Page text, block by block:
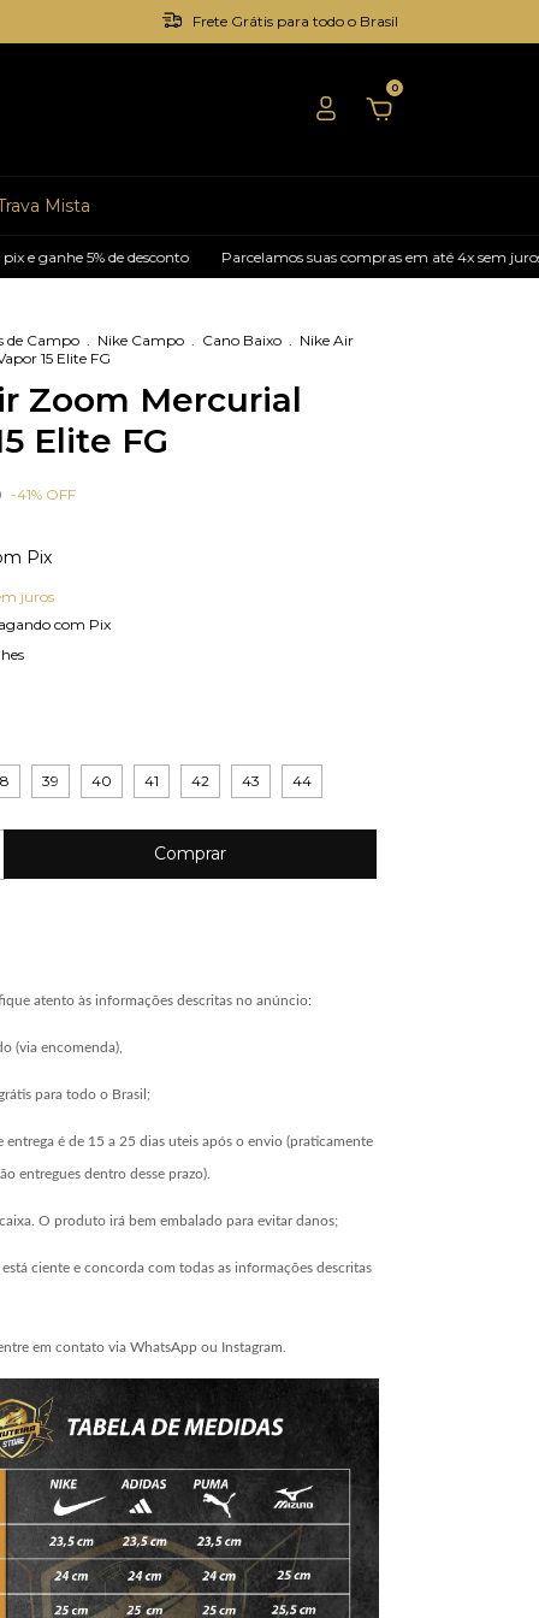
Frete Grátis para todo o Brasil
0
Mista
5% de desconto Parcelamos suas compras em até 4x sem juros
de Campo Nike Campo Cano Baixo
Nike Air
15 Elite FG
Zoom Mercurial
Elite FG
-41% OFF
Pix
juros
com Pix
39 40 41 42 43 44
atento às informações descritas no anúncio:
(via encomenda),
para todo o Brasil;
entrega é de 15 a 25 dias uteis após o envio (praticamente
entregues dentro desse prazo).
O produto irá bem embalado para evitar danos;
ciente e concorda com todas as informações descritas
em contato via WhatsApp ou Instagram.